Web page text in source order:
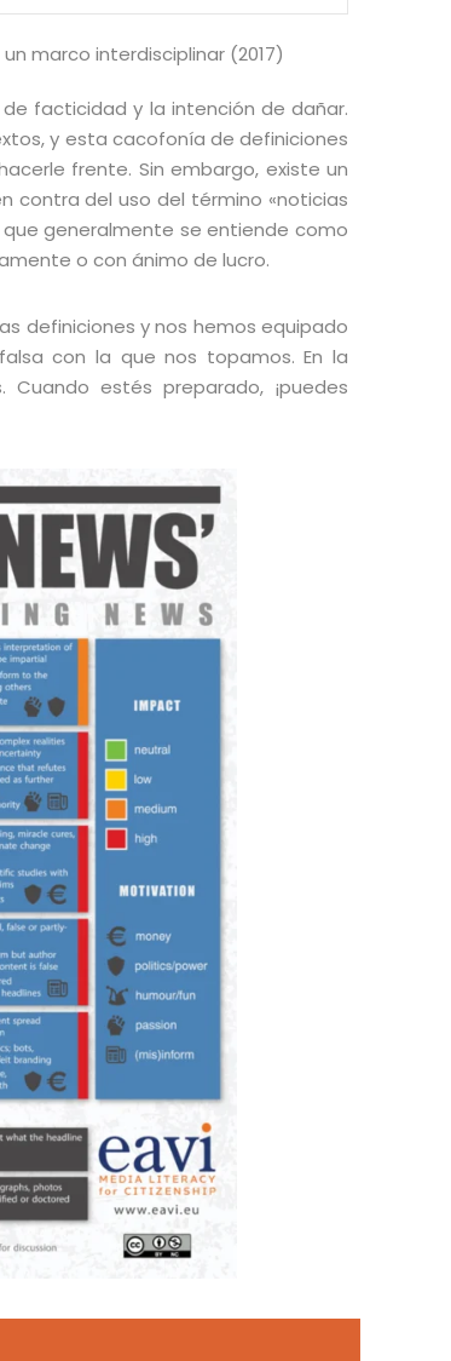
marco interdisciplinar (2017)
facticidad y la intención de dañar.
y esta cacofonía de definiciones
frente. Sin embargo, existe un
contra del uso del término «noticias
generalmente se entiende como
o con ánimo de lucro.
definiciones y nos hemos equipado
con la que nos topamos. En la
estés preparado, ¡puedes